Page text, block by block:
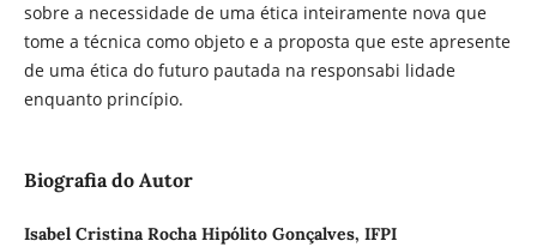
sobre a necessidade de uma ética inteiramente nova que
tome a técnica como objeto e a proposta que este apresente
de uma ética do futuro pautada na responsabi lidade
enquanto princípio.
Biografia do Autor
Isabel Cristina Rocha Hipólito Gonçalves, IFPI